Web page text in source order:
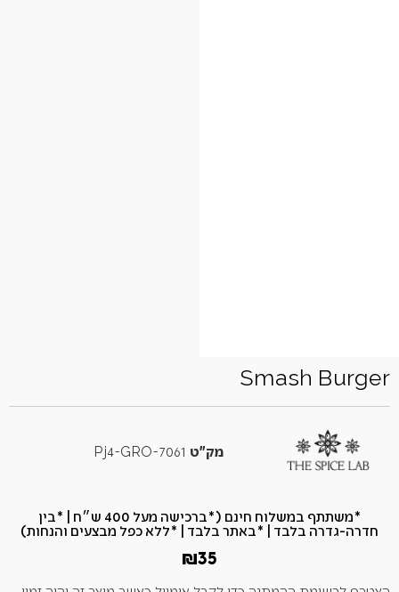
Smash Burger
מק"ט
*משתתף במשלוח חינם (*ברכישה מעל 400 ש״ח​ | *בין
חדרה-גדרה בלבד | *באתר בלבד | *ללא כפל מבצעים והנחות)
₪35